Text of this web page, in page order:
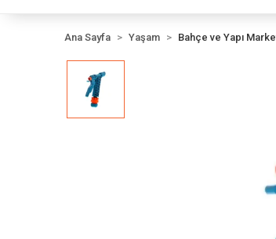
Ana Sayfa Yaşam Bahçe ve Yapı